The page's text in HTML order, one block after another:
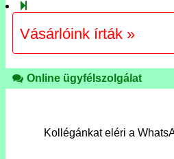
Vásárlóink írták »
Online ügyfélszolgálat
Kollégánkat eléri a